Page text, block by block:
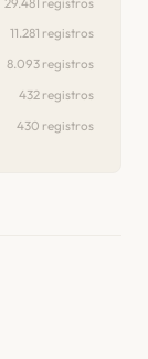
11.281 registros
8.093 registros
432 registros
430 registros